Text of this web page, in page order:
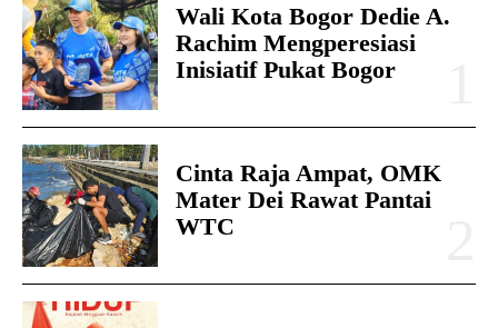
Wali Kota Bogor Dedie A.
Rachim Mengperesiasi
Inisiatif Pukat Bogor
Cinta Raja Ampat, OMK
Mater Dei Rawat Pantai
WTC